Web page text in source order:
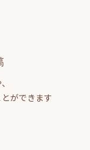
ができます